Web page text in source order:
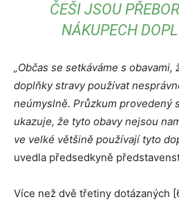
ČEŠI JSOU
NÁKUPECH
„Občas se setkáváme s
doplňky stravy používat
neúmyslně. Průzkum provedený
ukazuje, že tyto obavy nejsou
ve velké většině používají tyto
uvedla předsedkyně
Více než dvě třetiny dotázaných